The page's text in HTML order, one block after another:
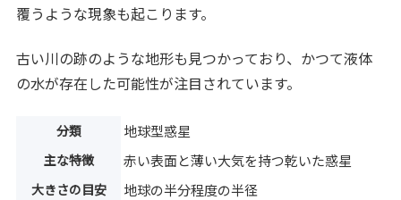
覆うような現象も起こります。
古い川の跡のような地形も見つかっており、かつて液体
の水が存在した可能性が注目されています。
分類 地球型惑星
主な特徴 赤い表面と薄い大気を持つ乾いた惑星
大きさの目安 地球の半分程度の半径